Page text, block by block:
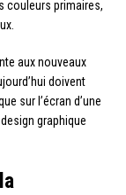
couleurs primaires,
aux nouveaux
doivent
sur l’écran d’une
graphique